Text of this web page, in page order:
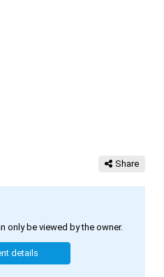
Share
only be viewed by the owner.
details